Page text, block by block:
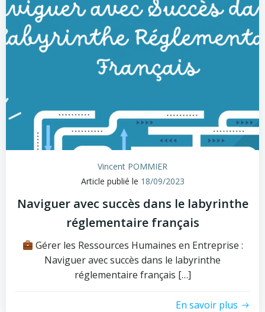
Vincent POMMIER
Article publié le 18/09/2023
Naviguer avec succès dans le labyrinthe
réglementaire français
Gérer les Ressources Humaines en Entreprise :
Naviguer avec succès dans le labyrinthe
réglementaire français […]
En savoir plus